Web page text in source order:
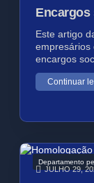
Encargos
Este artigo
empresários
encargos
Continuar
Departamento
JULHO 29,